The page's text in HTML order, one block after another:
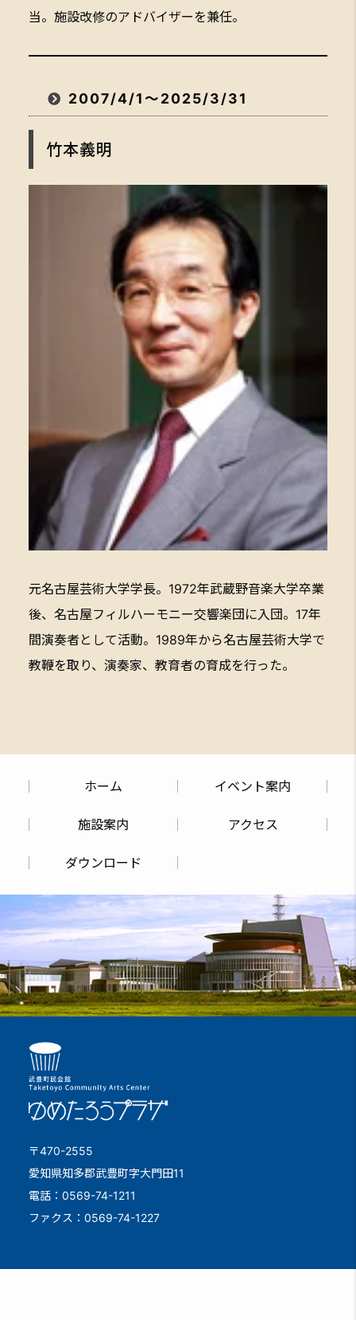
当。施設改修のアドバイザーを兼任。
2007/4/1～2025/3/31
竹本義明
元名古屋芸術大学学長。1972年武蔵野音楽大学卒業
後、名古屋フィルハーモニー交響楽団に入団。17年
間演奏者として活動。1989年から名古屋芸術大学で
教鞭を取り、演奏家、教育者の育成を行った。
ホーム イベント案内
施設案内 アクセス
ダウンロード
〒470-2555
愛知県知多郡武豊町字大門田11
電話：0569-74-1211
ファクス：0569-74-1227